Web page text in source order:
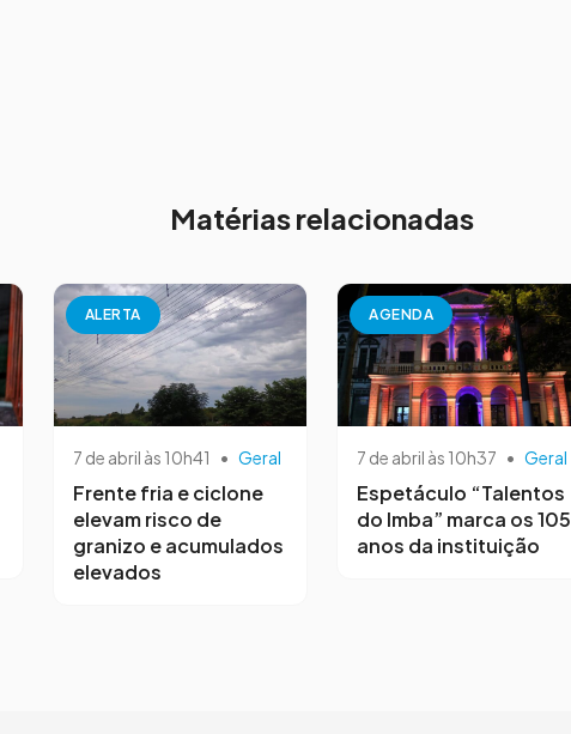
Matérias relacionadas
ALERTA
7 de abril às 10h41 • Geral
Frente fria e ciclone
elevam risco de
granizo e acumulados
elevados
AGENDA
7 de abril às 10h37 • Geral
Espetáculo “Talentos
do Imba” marca os 105
anos da instituição